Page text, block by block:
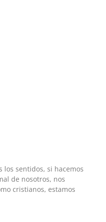
los sentidos, si hacemos
de nosotros, nos
cristianos, estamos